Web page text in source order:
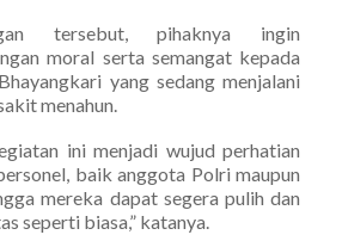
tersebut, pihaknya ingin
moral serta semangat kepada
yang sedang menjalani
menahun.
ini menjadi wujud perhatian
baik anggota Polri maupun
mereka dapat segera pulih dan
seperti biasa,” katanya.